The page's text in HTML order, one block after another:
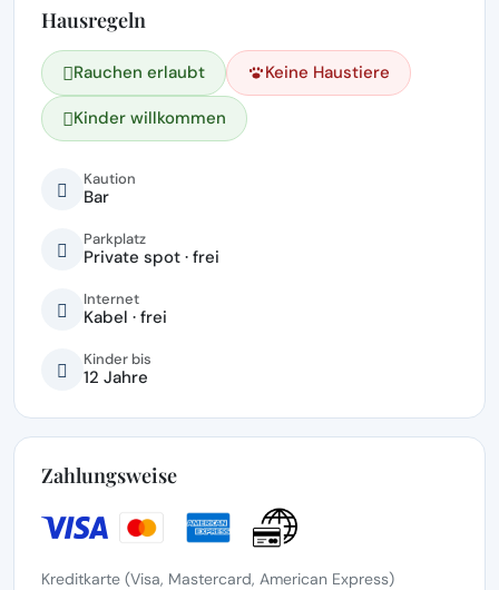
Hausregeln
Rauchen erlaubt Keine Haustiere
Kinder willkommen
Kaution
Bar
Parkplatz
Private spot · frei
Internet
Kabel · frei
Kinder bis
12 Jahre
Zahlungsweise
Kreditkarte (Visa, Mastercard, American Express)